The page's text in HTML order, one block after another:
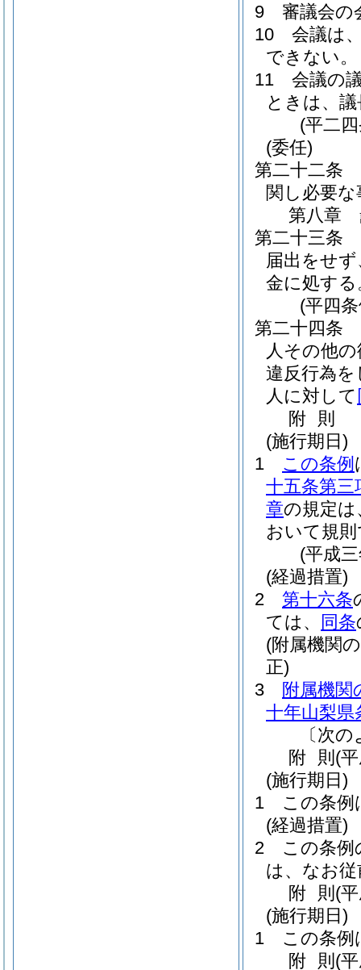
9
審議会の
10
会議は
できない。
11
会議の
ときは、
(平二
(委任)
第二十二条
関し必要
第八章
第二十三条
届出をせ
金に処する
(平四
第二十四条
人その他
違反行為
人に対して
附 則
(施行期日)
1
この条例
十五条第三
章の規定
おいて規
(平成
(経過措置)
2
第十六条
ては、
同条
(附属機関
正)
3
附属機関
十年山梨県
〔次
附 則 (
(施行期日)
1
この条例
(経過措置)
2
この条
は、なお
附 則 (
(施行期日)
1
この条例
附 則 (